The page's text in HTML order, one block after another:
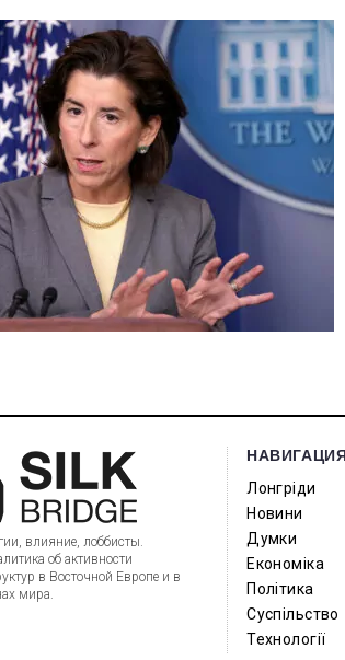
влияние, лоббисты.
об активности
в Восточной Европе и в
мира.
НАВИГАЦИЯ
Лонгріди
Новини
Думки
Економіка
Політика
Суспільство
Технології